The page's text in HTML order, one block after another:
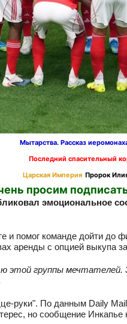
Мытарства. Рассказ
Последний спасительный
Царская Империя Пророк
просим
эмоциональное
и помог команде дойти до
аренды с опцией выкупа
группы мечтателей.
По данным Daily
но сообщение Инкапье